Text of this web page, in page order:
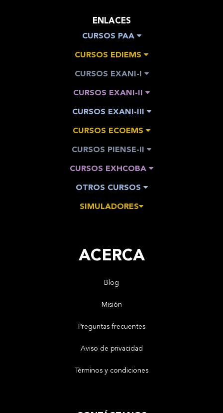
ENLACES
CURSOS PAA
CURSOS EDIEMS
CURSOS EXANI-I
CURSOS EXANI-II
CURSOS EXANI-III
CURSOS ECOEMS
CURSOS PIENSE-II
CURSOS EXHCOBA
OTROS CURSOS
SIMULADORES
ACERCA
Blog
Misión
Preguntas frecuentes
Aviso de privacidad
Términos y condiciones